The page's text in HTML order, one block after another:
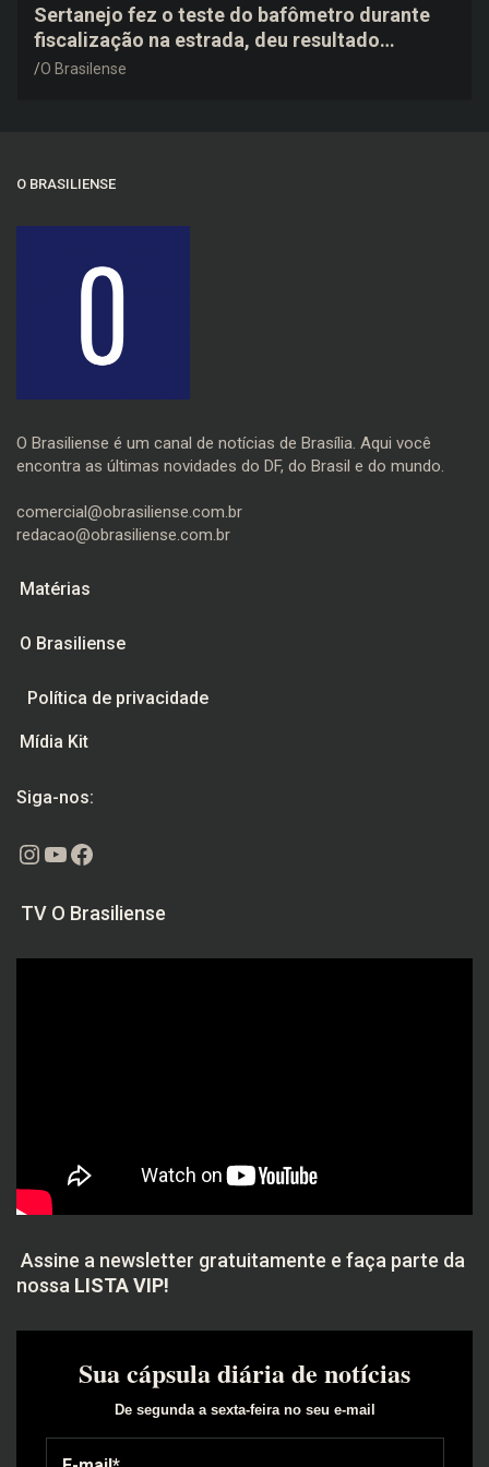
Sertanejo fez o teste do bafômetro durante
fiscalização na estrada, deu resultado
negativo e elogiou o trabalho dos agentes de
O Brasilense
O BRASILIENSE
O Brasiliense é um canal de notícias de Brasília. Aqui você
encontra as últimas novidades do DF, do Brasil e do mundo.
comercial@obrasiliense.com.br
redacao@obrasiliense.com.br
Matérias
O Brasiliense
Política de privacidade
Mídia Kit
Siga-nos:
Instagram
Youtube
Facebook
TV O Brasiliense
Assine a newsletter gratuitamente e faça parte da
nossa LISTA VIP!
Sua cápsula diária de notícias
De segunda a sexta-feira no seu e-mail